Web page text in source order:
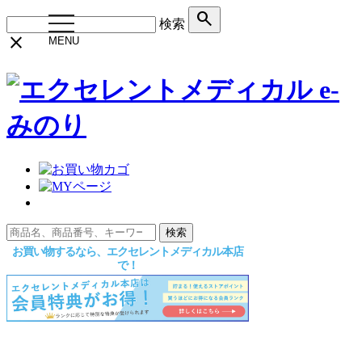
検索
search
close
toggle
navigation
MENU
検索